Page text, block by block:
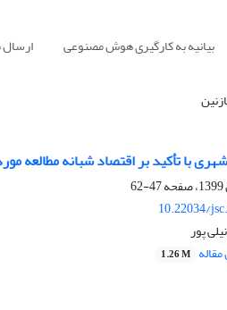
بیانیه به کارگیری هوش مصنوعی ارسال
با تأکید بر اقتصاد شبانه مطالعه
47-62
10.22034/
پور
1.26 M